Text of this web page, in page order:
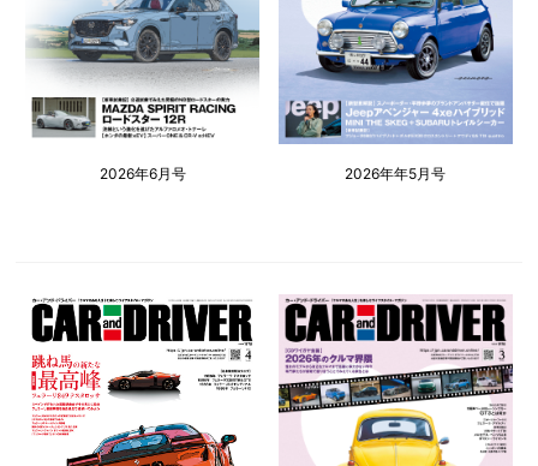
2026年6月号 2026年年5月号